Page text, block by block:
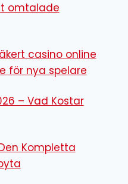
omtalade
casino online
för nya spelare
– Vad Kostar
Kompletta